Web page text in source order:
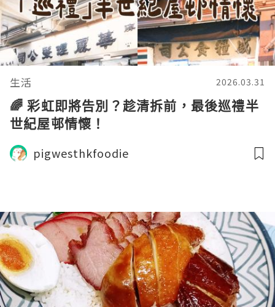
生活 2026.03.31
🌈 彩虹即將告別？趁清拆前，最後巡禮半
世紀屋邨情懷！
pigwesthkfoodie